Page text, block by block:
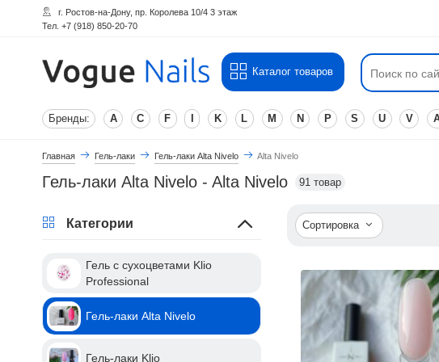
г. Ростов-на-Дону, пр. Королева 10/4 3 этаж
Тел. +7 (918) 850-20-70
Каталог товаров
Бренды: A C F K L M N P S U V
Главная Гель-лаки Гель-лаки Alta Nivelo Alta Nivelo
Гель-лаки Alta Nivelo - Alta Nivelo 91 товар
Сортировка
Категории
Гель с сухоцветами Klio
Professional
Гель-лаки Alta Nivelo
Гель-лаки Klio